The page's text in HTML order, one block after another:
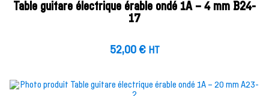
Table guitare électrique érable ondé 1A – 4 mm B24-
17
52,00 € HT